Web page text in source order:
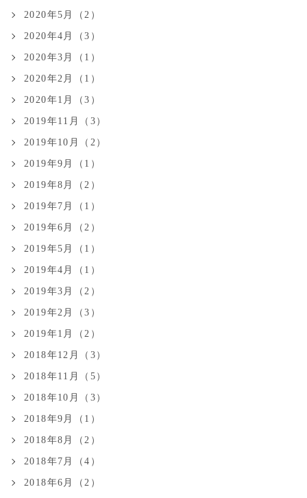
2020年5月（2）
2020年4月（3）
2020年3月（1）
2020年2月（1）
2020年1月（3）
2019年11月（3）
2019年10月（2）
2019年9月（1）
2019年8月（2）
2019年7月（1）
2019年6月（2）
2019年5月（1）
2019年4月（1）
2019年3月（2）
2019年2月（3）
2019年1月（2）
2018年12月（3）
2018年11月（5）
2018年10月（3）
2018年9月（1）
2018年8月（2）
2018年7月（4）
2018年6月（2）